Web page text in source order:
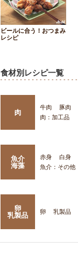
ビールに合う！おつまみ
レシピ
食材別レシピ一覧
肉
牛肉 豚肉
肉：加工品
魚介
海藻
赤身 白身
魚介：その他
卵
乳製品
卵 乳製品